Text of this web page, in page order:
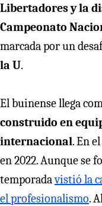
Libertadores y la
Campeonato
marcada por un
la U.
El buinense llega
construido en
internacional. En
en 2022. Aunque se
temporadavistió la
el profesionalismo.